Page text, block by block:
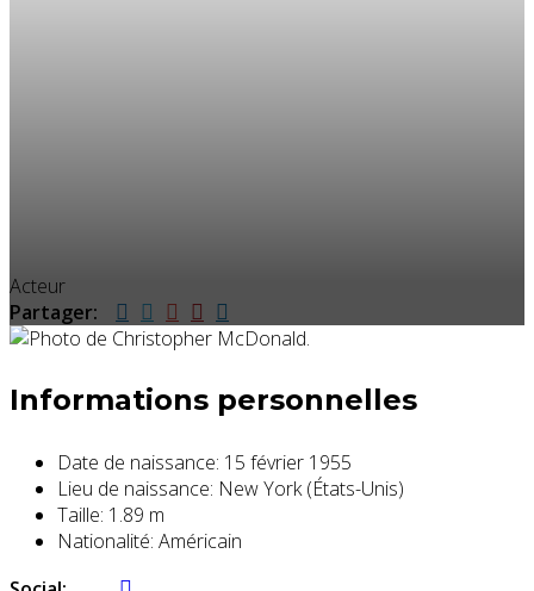
Acteur
Partager:
Informations personnelles
Date de naissance: 15 février 1955
Lieu de naissance: New York (États-Unis)
Taille: 1.89 m
Nationalité: Américain